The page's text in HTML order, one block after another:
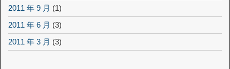
2011 年 9 月 (1)
2011 年 6 月 (3)
2011 年 3 月 (3)